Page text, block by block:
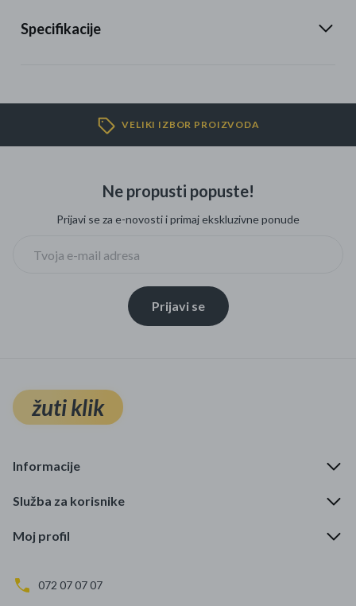
Specifikacije
VELIKI IZBOR PROIZVODA
Ne propusti popuste!
Prijavi se za e-novosti i primaj ekskluzivne ponude
Prijavi se
žuti klik
Informacije
Služba za korisnike
Moj profil
072 07 07 07